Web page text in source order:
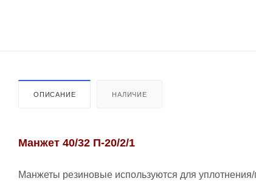
ОПИСАНИЕ НАЛИЧИЕ
Манжет 40/32 П-20/2/1
Манжеты резиновые используются для